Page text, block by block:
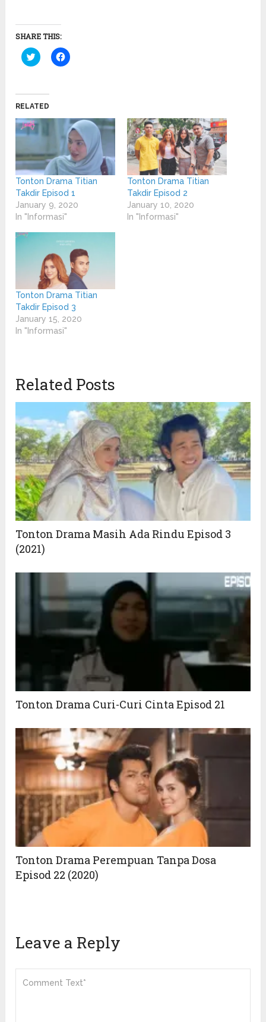
SHARE THIS:
Click
to
(Opens
in
new
window)
Click
to
window)
RELATED
Tonton Drama Titian
Takdir Episod 1
January 9, 2020
In "Informasi"
Tonton Drama Titian
Takdir Episod 2
January 10, 2020
In "Informasi"
Tonton Drama Titian
Takdir Episod 3
January 15, 2020
In "Informasi"
Related Posts
Tonton Drama Masih Ada Rindu Episod 3
(2021)
Tonton Drama Curi-Curi Cinta Episod 21
Tonton Drama Perempuan Tanpa Dosa
Episod 22 (2020)
Leave a Reply